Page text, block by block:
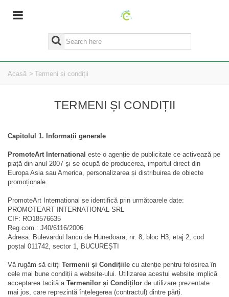
Acasă > Termeni și condiții
TERMENI ȘI CONDIȚII
Capitolul 1. Informații generale
PromoteArt International este o agenție de publicitate ce activează pe
piață din anul 2007 și se ocupă de producerea, importul direct din
Europa Asia sau America, personalizarea și distribuirea de obiecte
promoționale.
PromoteArt International se identifică prin următoarele date:
PROMOTEART INTERNATIONAL SRL
CIF: RO18576635
Reg.com.: J40/6116/2006
Adresa: Bulevardul Iancu de Hunedoara, nr. 8, bloc H3, etaj 2, cod
poștal 011742, sector 1, BUCUREȘTI
Vă rugăm să citiți Termenii și Condițiile cu atenție pentru folosirea în
cele mai bune condiții a website-ului. Utilizarea acestui website implică
acceptarea tacită a Termenilor și Condiților de utilizare prezentate
mai jos, care reprezintă înțelegerea (contractul) dintre părți.